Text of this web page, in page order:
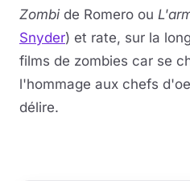
Zombide Romero ou
Snyder) et rate, sur la
films de zombies car se
l'hommage aux chefs
délire.